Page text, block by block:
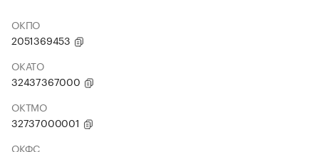
ОКПО
2051369453
ОКАТО
32437367000
ОКТМО
32737000001
ОКФС